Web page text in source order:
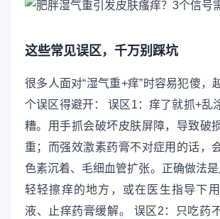
这些常见误区，千万别踩坑
很多人面对“湿气重+痒”时容易犯傻，
个误区得避开： 误区1：痒了就抓+乱
糟。用手抓会破坏皮肤屏障，导致破
重；而强效激素药膏不对症用的话，
色素沉着、毛细血管扩张。正确做法
轻轻擦痒的地方，或在医生指导下
液、止痒药膏缓解。 误区2：只吃药